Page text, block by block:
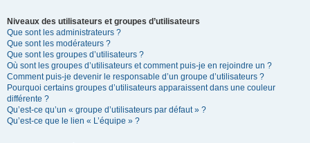
Niveaux des utilisateurs et groupes d’utilisateurs
Que sont les administrateurs ?
Que sont les modérateurs ?
Que sont les groupes d’utilisateurs ?
Où sont les groupes d’utilisateurs et comment puis-je en rejoindre un ?
Comment puis-je devenir le responsable d’un groupe d’utilisateurs ?
Pourquoi certains groupes d’utilisateurs apparaissent dans une couleur
différente ?
Qu’est-ce qu’un « groupe d’utilisateurs par défaut » ?
Qu’est-ce que le lien « L’équipe » ?